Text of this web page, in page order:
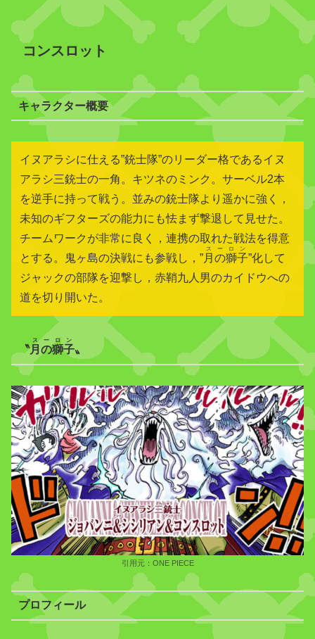
コンスロット
キャラクター概要
イヌアラシに仕える”銃士隊”のリーダー格であるイヌ
アラシ三銃士の一角。キツネのミンク。サーベル2本
を逆手に持って戦う。並みの銃士隊より遥かに強く，
未知のギフターズの能力にも怯まず撃退して見せた。
チームワークが非常に良く，連携の取れた戦法を得意
とする。鬼ヶ島の決戦にも参戦し，”月の獅子
スーロン
”化して
ジャックの部隊を迎撃し，赤鞘九人男のカイドウへの
道を切り開いた。
〝月の獅子
スーロン
〟
引用元：ONE PIECE
プロフィール